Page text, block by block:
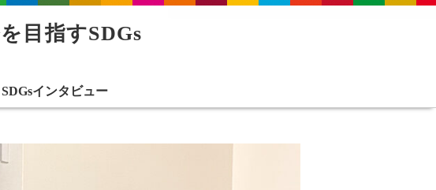
目指すSDGs
SDGsインタビュー